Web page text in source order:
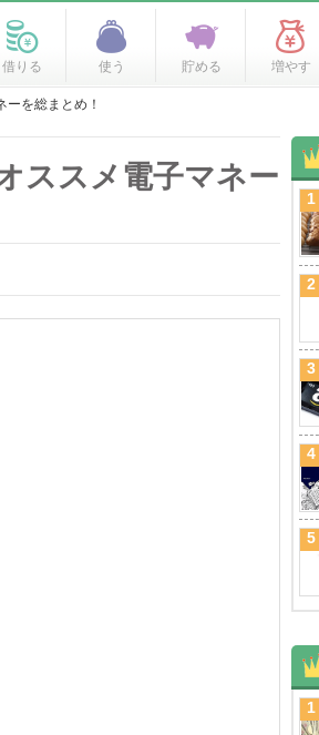
借りる 使う 貯める 増やす
ーを総まとめ！
ススメ電子マネー
1
2
3
4
5
1